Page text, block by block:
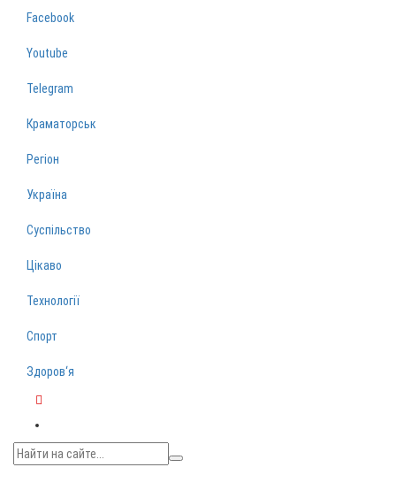
Facebook
Youtube
Telegram
Краматорськ
Регіон
Україна
Суспільство
Цікаво
Технології
Спорт
Здоров‘я